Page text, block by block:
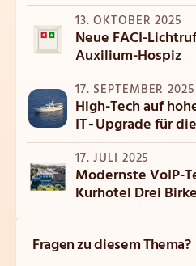
13. OKTOBER 2025
Neue FACI-
Auxilium-Hospiz
17. SEPTEMBER 2025
High-Tech auf
IT‑Upgrade für
17. JULI 2025
Modernste VoIP-
Kurhotel Drei
Fragen zu diesem Thema?